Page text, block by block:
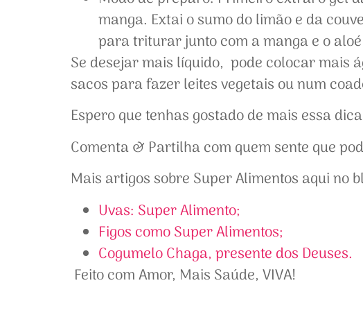
manga. Extai o sumo do limão e da
para triturar junto com a manga e o
Se desejar mais líquido, pode colocar mais
sacos para fazer leites vegetais ou num
Espero que tenhas gostado de mais essa
Comenta & Partilha com quem sente que
Mais artigos sobre Super Alimentos aqui no
Uvas: Super Alimento;
Figos como Super Alimentos;
Cogumelo Chaga, presente dos Deuses.
Feito com Amor, Mais Saúde, VIVA!
Eu